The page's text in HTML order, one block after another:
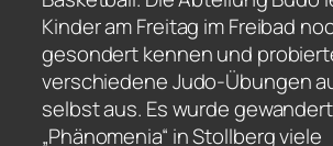
Kinder am Freitag im Freibad
gesondert kennen und
verschiedene Judo-Übungen
selbst aus. Es wurde
„Phänomenia“ in Stollberg viele